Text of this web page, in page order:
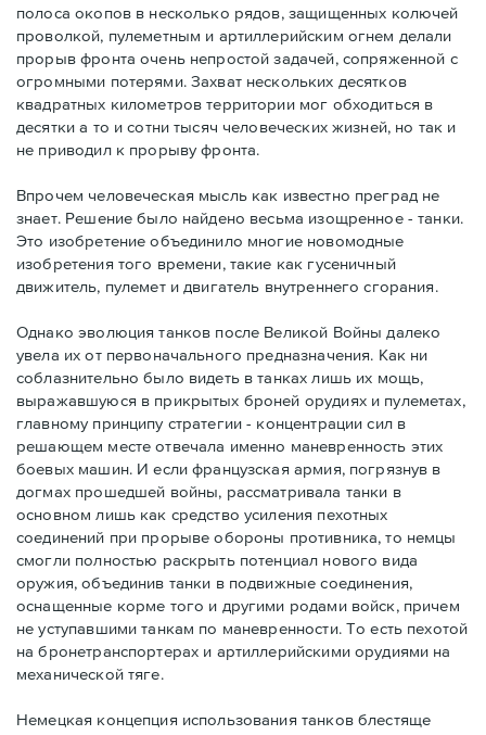
полоса окопов в несколько рядов, защищенных колючей
проволкой, пулеметным и артиллерийским огнем делали
прорыв фронта очень непростой задачей, сопряженной с
огромными потерями. Захват нескольких десятков
квадратных километров территории мог обходиться в
десятки а то и сотни тысяч человеческих жизней, но так и
не приводил к прорыву фронта.
Впрочем человеческая мысль как известно преград не
знает. Решение было найдено весьма изощренное - танки.
Это изобретение объединило многие новомодные
изобретения того времени, такие как гусеничный
движитель, пулемет и двигатель внутреннего сгорания.
Однако эволюция танков после Великой Войны далеко
увела их от первоначального предназначения. Как ни
соблазнительно было видеть в танках лишь их мощь,
выражавшуюся в прикрытых броней орудиях и пулеметах,
главному принципу стратегии - концентрации сил в
решающем месте отвечала именно маневренность этих
боевых машин. И если французская армия, погрязнув в
догмах прошедшей войны, рассматривала танки в
основном лишь как средство усиления пехотных
соединений при прорыве обороны противника, то немцы
смогли полностью раскрыть потенциал нового вида
оружия, объединив танки в подвижные соединения,
оснащенные корме того и другими родами войск, причем
не уступавшими танкам по маневренности. То есть пехотой
на бронетранспортерах и артиллерийскими орудиями на
механической тяге.
Немецкая концепция использования танков блестяще